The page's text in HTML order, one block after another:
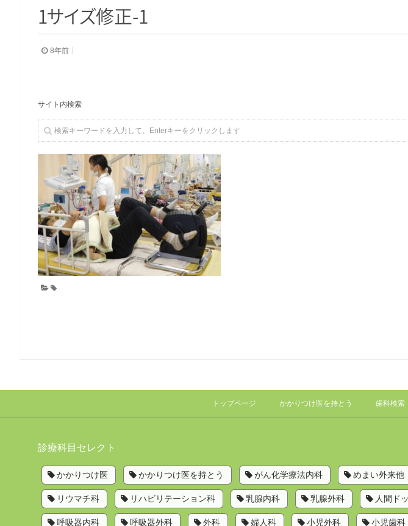
1 サイズ修正-1
8年前
サイト内検索
トップページ かかりつけ医を持とう 歯科検索
診療科目セレクト
かかりつけ医 かかりつけ医を持とう がん化学療法内科 めまい外来他
リウマチ科 リハビリテーション科 乳腺内科 乳腺外科 人間ド
呼吸器内科 呼吸器外科 外科 婦人科 小児外科 小児歯科